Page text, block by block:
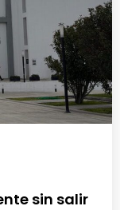
sin salir